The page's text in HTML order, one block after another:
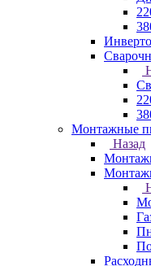
Монтажные
Назад